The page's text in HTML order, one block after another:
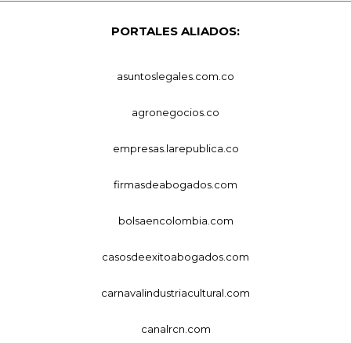
PORTALES ALIADOS:
asuntoslegales.com.co
agronegocios.co
empresas.larepublica.co
firmasdeabogados.com
bolsaencolombia.com
casosdeexitoabogados.com
carnavalindustriacultural.com
canalrcn.com